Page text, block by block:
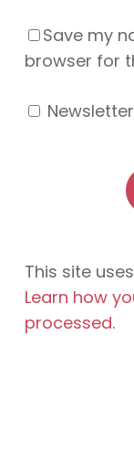
Save my
browser for
Newsletter
This site
Learn how
processed.